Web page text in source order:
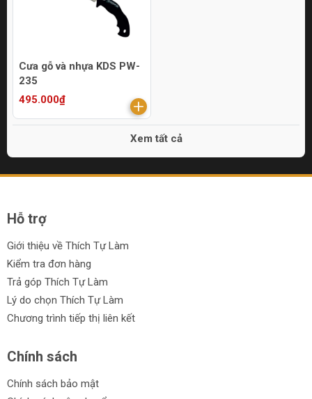
Cưa gỗ và nhựa KDS PW-
235
495.000₫
Xem tất cả
Hỗ trợ
Giới thiệu về Thích Tự Làm
Kiểm tra đơn hàng
Trả góp Thích Tự Làm
Lý do chọn Thích Tự Làm
Chương trình tiếp thị liên kết
Chính sách
Chính sách bảo mật